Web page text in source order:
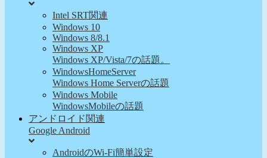
Intel SRT関連
Windows 10
Windows 8/8.1
Windows XP
Windows XP/Vista/7の話題。
WindowsHomeServer
Windows Home Serverの話題
Windows Mobile
WindowsMobileの話題
アンドロイド関連
Google Android
AndroidのWi-Fi簡単設定